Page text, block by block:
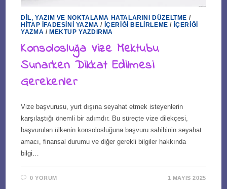
DIL, YAZIM VE NOKTALAMA HATALARINI DÜZELTME /
HITAP İFADESINI YAZMA / İÇERIĞI BELIRLEME / İÇERIĞI
YAZMA / MEKTUP YAZDIRMA
Konsolosluğa Vize Mektubu
Sunarken Dikkat Edilmesi
Gerekenler
Vize başvurusu, yurt dışına seyahat etmek isteyenlerin
karşılaştığı önemli bir adımdır. Bu süreçte vize dilekçesi,
başvurulan ülkenin konsolosluğuna başvuru sahibinin seyahat
amacı, finansal durumu ve diğer gerekli bilgiler hakkında
bilgi…
0 YORUM 1 MAYIS 2025